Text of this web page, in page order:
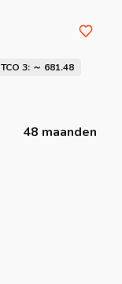
TCO 3: ～ 681.48
48 maanden